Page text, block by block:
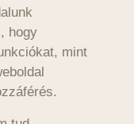
hogy
mint